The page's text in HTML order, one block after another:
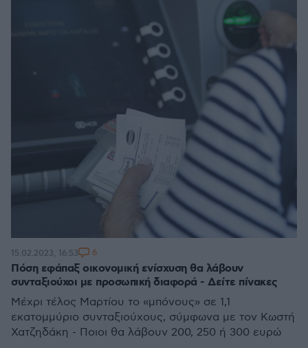
Πόση εφάπαξ οικονομική ενίσχυση θα λάβουν
συνταξιούχοι με προσωπική διαφορά - Δείτε πίνακες
Μέχρι τέλος Μαρτίου το «μπόνους» σε 1,1
εκατομμύριο συνταξιούχους, σύμφωνα με τον Κωστή
Χατζηδάκη - Ποιοι θα λάβουν 200, 250 ή 300 ευρώ
15.02.2023, 16:53 6